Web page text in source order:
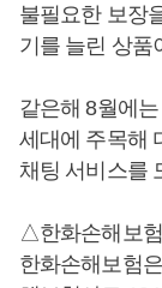
불필요한 보장
기를 늘린 상품
같은해 8월에
세대에 주목해
채팅 서비스를
△한화손해보
한화손해보험